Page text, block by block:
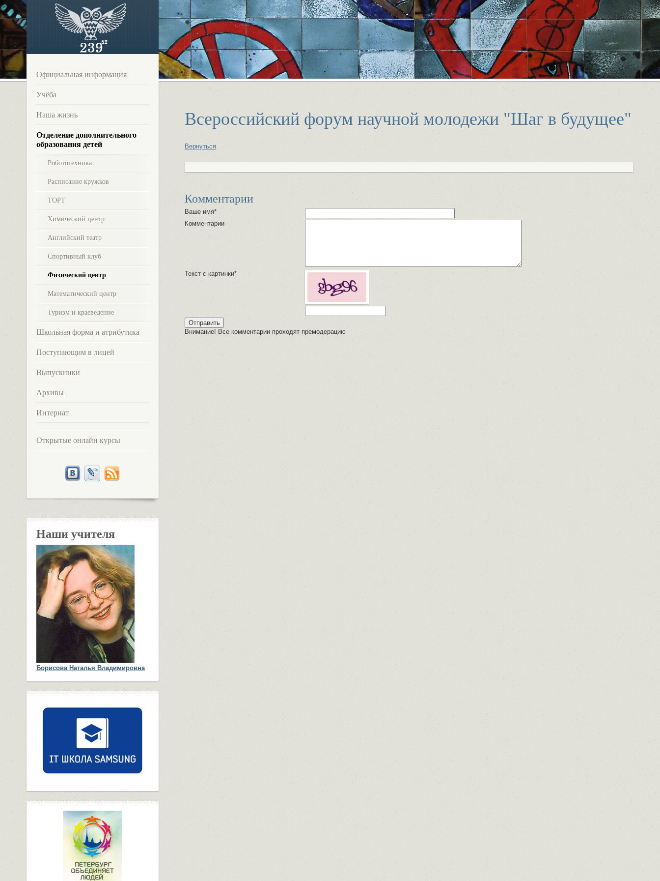
Официальная информация
Учёба
Наша жизнь
Отделение дополнительного
образования детей
Робототехника
Расписание кружков
ТОРТ
Химический центр
Английский театр
Спортивный клуб
Физический центр
Математический центр
Туризм и краеведение
Школьная форма и атрибутика
Поступающим в лицей
Выпускники
Архивы
Интернат
Открытые онлайн курсы
Наши учителя
Борисова Наталья Владимировна
Всероссийский форум научной молодежи "Шаг в будущее"
Вернуться
Комментарии
Ваше имя*
Комментарии
Текст с картинки*
Внимание! Все комментарии проходят премодерацию